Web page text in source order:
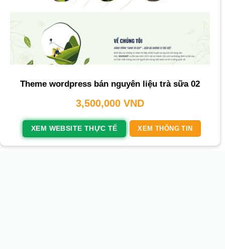
Theme wordpress bán nguyên liệu trà sữa 02
3,500,000 VND
XEM WEBSITE THỰC TẾ XEM THÔNG TIN